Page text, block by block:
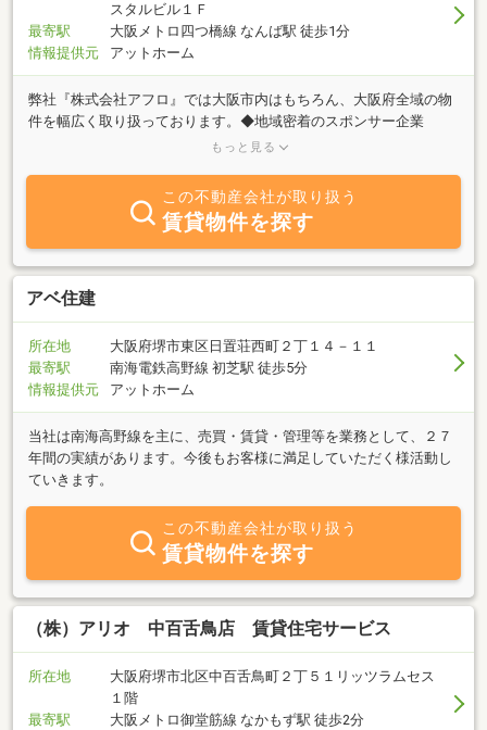
スタルビル１Ｆ
最寄駅
大阪メトロ四つ橋線 なんば駅 徒歩1分
情報提供元
アットホーム
弊社『株式会社アフロ』では大阪市内はもちろん、大阪府全域の物
件を幅広く取り扱っております。◆地域密着のスポンサー企業
━━━━━━━━━━━━━━━━━オリックス・バファローズ／
ー/パートナー企業として、地域に根差した安心と信頼のサービスを
ご提供しております。◆アフターフォローも充実
━━━━━━━━━━━━━━━━━ご契約後のアフターサービス
にも特に力を入れており、入居後のお困りごとや各種ご相談にも迅
速に対応いたします。生涯にわたり安心してお任せいただける体制
を整えております。◆顧客満足度を追求した不動産会社
かな対応を身近な価格でご提供し、関西エリアでも多くのお客様よ
り高い評価をいただいております。◆賃貸VS購入 幅広い視点でご
提案━━━━━━━━━━━━━━━━━賃貸・売買双方の専門知
うえで、お客様にとって最適なご提案をいたします。
もっと見る
この不動産会社が取り扱う
賃貸物件を探す
アベ住建
所在地
大阪府堺市東区日置荘西町２丁１４－１１
最寄駅
南海電鉄高野線 初芝駅 徒歩5分
情報提供元
アットホーム
当社は南海高野線を主に、売買・賃貸・管理等を業務として、２７
年間の実績があります。今後もお客様に満足していただく様活動し
ていきます。
この不動産会社が取り扱う
賃貸物件を探す
（株）アリオ 中百舌鳥店 賃貸住宅サービス
所在地
大阪府堺市北区中百舌鳥町２丁５１リッツラムセス
１階
最寄駅
大阪メトロ御堂筋線 なかもず駅 徒歩2分